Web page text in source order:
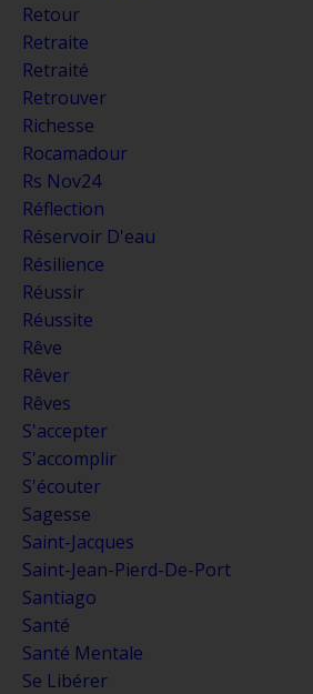
Retour
Retraite
Retraité
Retrouver
Richesse
Rocamadour
Rs Nov24
Réflection
Réservoir D'eau
Résilience
Réussir
Réussite
Rêve
Rêver
Rêves
S'accepter
S'accomplir
S'écouter
Sagesse
Saint-Jacques
Saint-Jean-Pierd-De-Port
Santiago
Santé
Santé Mentale
Se Libérer